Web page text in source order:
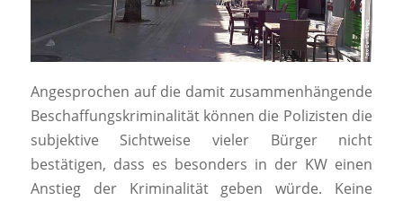
Angesprochen auf die damit zusammenhängende
Beschaffungskriminalität können die Polizisten die
subjektive Sichtweise vieler Bürger nicht
bestätigen, dass es besonders in der KW einen
Anstieg der Kriminalität geben würde. Keine